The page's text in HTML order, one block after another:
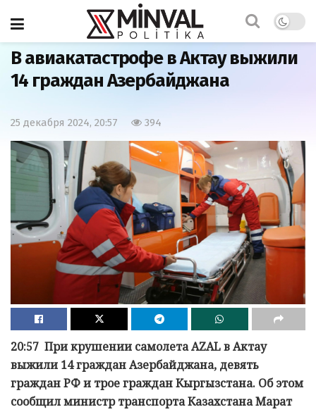
Главная Общество
В авиакатастрофе в Актау выжили
14 граждан Азербайджана
25 декабря 2024, 20:57 394
20:57 При крушении самолета AZAL в Актау
выжили 14 граждан Азербайджана, девять
граждан РФ и трое граждан Кыргызстана. Об этом
сообщил министр транспорта Казахстана Марат